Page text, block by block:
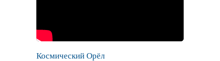
Космический Орёл